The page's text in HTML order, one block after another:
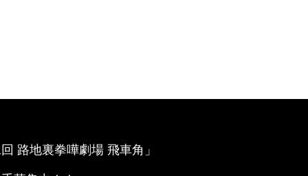
回 路地裏拳嘩劇場 飛車角」